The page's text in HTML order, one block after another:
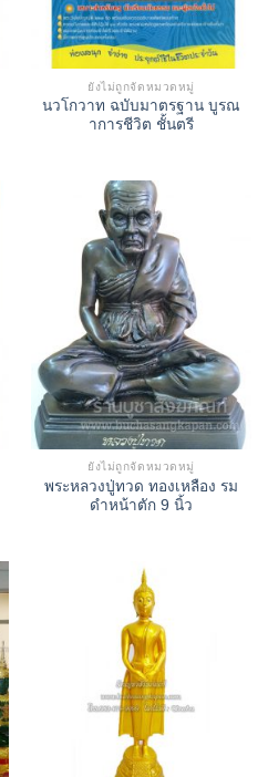
ยังไม่ถูกจัดหมวดหมู่
นวโกวาท ฉบับมาตรฐาน บูรณ
าการชีวิต ชั้นตรี
ยังไม่ถูกจัดหมวดหมู่
พระหลวงปู่ทวด ทองเหลือง รม
ดำหน้าตัก 9 นิ้ว